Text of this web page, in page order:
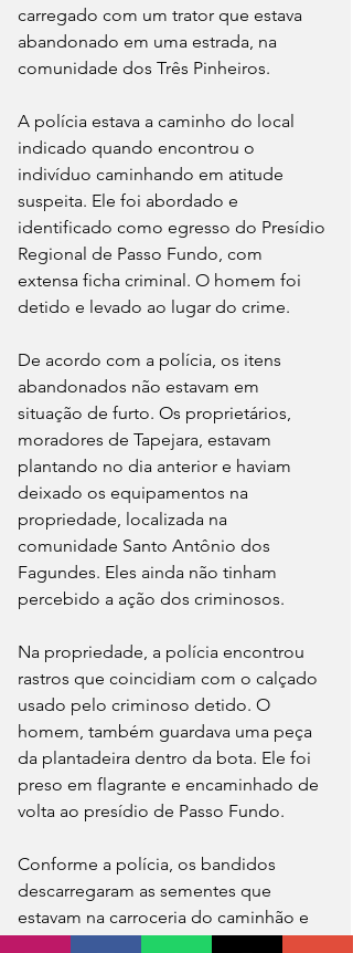
carregado com um trator que estava
abandonado em uma estrada, na
comunidade dos Três Pinheiros.
A polícia estava a caminho do local
indicado quando encontrou o
indivíduo caminhando em atitude
suspeita. Ele foi abordado e
identificado como egresso do Presídio
Regional de Passo Fundo, com
extensa ficha criminal. O homem foi
detido e levado ao lugar do crime.
De acordo com a polícia, os itens
abandonados não estavam em
situação de furto. Os proprietários,
moradores de Tapejara, estavam
plantando no dia anterior e haviam
deixado os equipamentos na
propriedade, localizada na
comunidade Santo Antônio dos
Fagundes. Eles ainda não tinham
percebido a ação dos criminosos.
Na propriedade, a polícia encontrou
rastros que coincidiam com o calçado
usado pelo criminoso detido. O
homem, também guardava uma peça
da plantadeira dentro da bota. Ele foi
preso em flagrante e encaminhado de
volta ao presídio de Passo Fundo.
Conforme a polícia, os bandidos
descarregaram as sementes que
estavam na carroceria do caminhão e